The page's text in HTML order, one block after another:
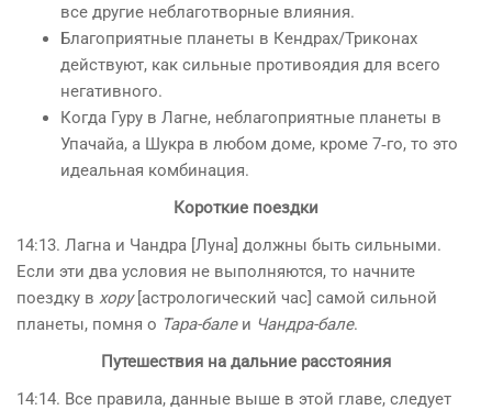
все другие неблаготворные влияния.
Благоприятные планеты в Кендрах/Триконах
действуют, как сильные противоядия для всего
негативного.
Когда Гуру в Лагне, неблагоприятные планеты в
Упачайа, а Шукра в любом доме, кроме 7‑го, то это
идеальная комбинация.
Короткие поездки
14:13. Лагна и Чандра [Луна] должны быть сильными.
Если эти два условия не выполняются, то начните
поездку в хору[астрологический час] самой сильной
планеты, помня о Тара-балеи Чандра-бале.
Путешествия на дальние расстояния
14:14. Все правила, данные выше в этой главе, следует